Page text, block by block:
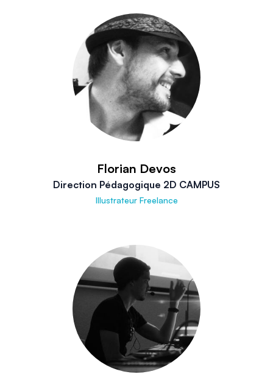
Florian Devos
Direction Pédagogique 2D CAMPUS
Illustrateur Freelance